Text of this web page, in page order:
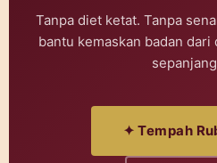
Tanpa diet ketat. Tanpa
bantu kemaskan badan
✦ Tempah